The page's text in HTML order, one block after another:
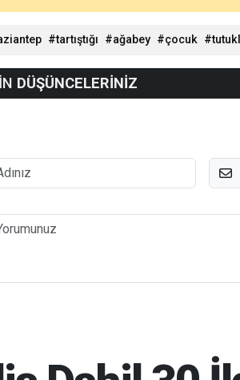
tartıştığı ağabey çocuk
DÜŞÜNCELERİNİZ
E-